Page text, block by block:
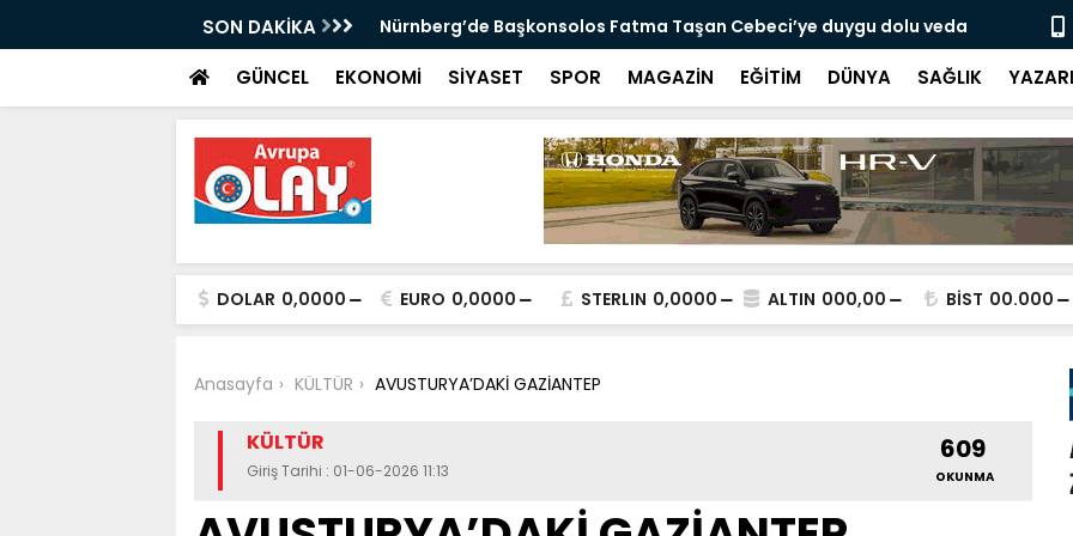
SON DAKİKA
Sırbistan'ın Ardından
ve Ahmetović'e Resmî Yanıt
Nürnberg’de Başkonsolos Fatma Taşan Cebeci’ye duygu dolu veda
Hannover
rahmetine
GÜNCEL EKONOMİ SİYASET SPOR MAGAZİN EĞİTİM DÜNYA SAĞLIK
DOLAR 0,0000 EURO 0,0000 STERLIN 0,0000 ALTIN 000,00 BİST 00.000
Anasayfa KÜLTÜR AVUSTURYA’DAKİ GAZİANTEP
KÜLTÜR
Giriş Tarihi : 01-06-2026 11:13
609
OKUNMA